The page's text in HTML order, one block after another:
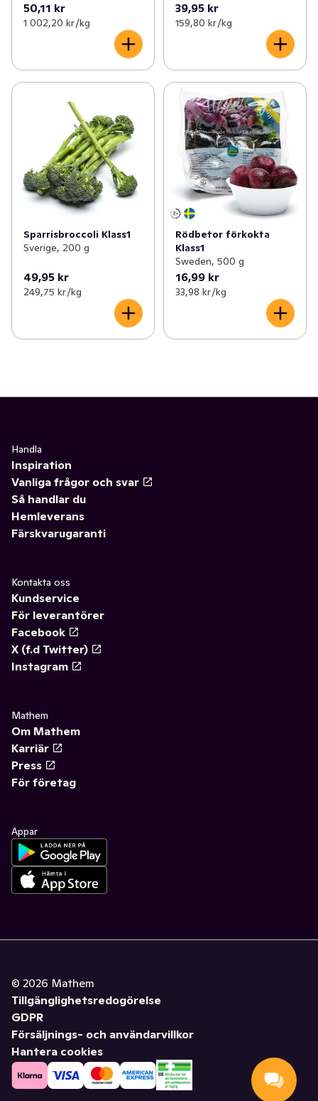
50,11 kr
1 002,20 kr /kg
39,95 kr
159,80 kr /kg
Sparrisbroccoli Klass1
Sverige, 200 g
49,95 kr
249,75 kr /kg
Rödbetor förkokta
Klass1
Sweden, 500 g
16,99 kr
33,98 kr /kg
Handla
Inspiration
Vanliga frågor och svar
Så handlar du
Hemleverans
Färskvarugaranti
Kontakta oss
Kundservice
För leverantörer
Facebook
X (f.d Twitter)
Instagram
Mathem
Om Mathem
Karriär
Press
För företag
Appar
© 2026 Mathem
Tillgänglighetsredogörelse
GDPR
Försäljnings- och användarvillkor
Hantera cookies